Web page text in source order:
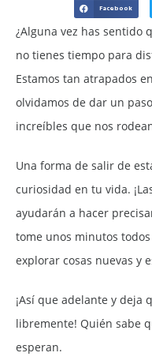
Facebook
¿Alguna vez has sentido
no tienes tiempo para
Estamos tan atrapados
olvidamos de dar un
increíbles que nos
Una forma de salir de
curiosidad en tu vida.
ayudarán a hacer
tome unos minutos
explorar cosas nuevas y
¡Así que adelante y
libremente! Quién sabe
esperan.